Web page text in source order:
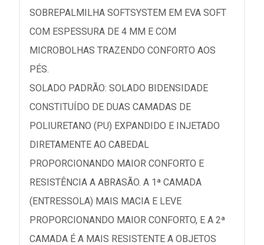
SOBREPALMILHA SOFTSYSTEM EM EVA SOFT
COM ESPESSURA DE 4 MM E COM
MICROBOLHAS TRAZENDO CONFORTO AOS
PÉS.
SOLADO PADRÃO: SOLADO BIDENSIDADE
CONSTITUÍDO DE DUAS CAMADAS DE
POLIURETANO (PU) EXPANDIDO E INJETADO
DIRETAMENTE AO CABEDAL
PROPORCIONANDO MAIOR CONFORTO E
RESISTÊNCIA A ABRASÃO. A 1ª CAMADA
(ENTRESSOLA) MAIS MACIA E LEVE
PROPORCIONANDO MAIOR CONFORTO, E A 2ª
CAMADA É A MAIS RESISTENTE A OBJETOS